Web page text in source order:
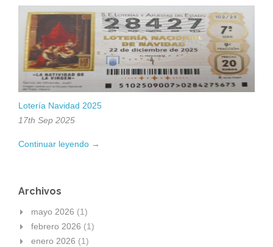
Lotería Navidad 2025
17th Sep 2025
Continuar leyendo →
Archivos
mayo 2026 (1)
febrero 2026 (1)
enero 2026 (1)